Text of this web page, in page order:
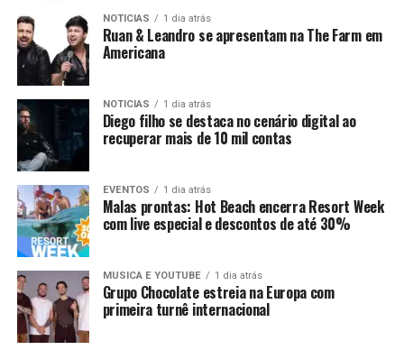
NOTICIAS 1 dia atrás
Ruan & Leandro se apresentam na The Farm em
Americana
NOTICIAS 1 dia atrás
Diego filho se destaca no cenário digital ao
recuperar mais de 10 mil contas
EVENTOS 1 dia atrás
Malas prontas: Hot Beach encerra Resort Week
com live especial e descontos de até 30%
MUSICA E YOUTUBE 1 dia atrás
Grupo Chocolate estreia na Europa com
primeira turnê internacional